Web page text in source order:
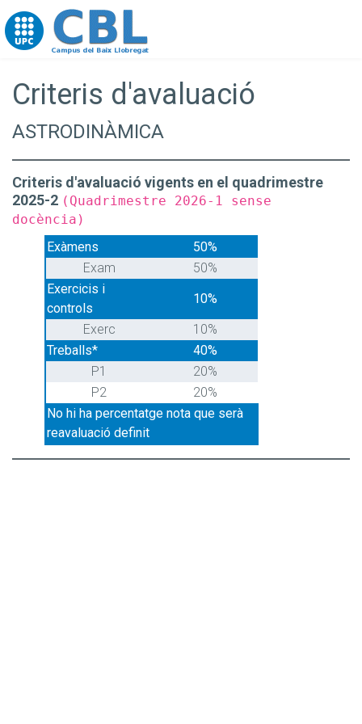
Go to upc.edu
Criteris d'avaluació
ASTRODINÀMICA
Criteris d'avaluació vigents en el quadrimestre
2025-2 (Quadrimestre 2026-1 sense
docència)
Exàmens
50%
Exam
50%
Exercicis i
controls
10%
Exerc
10%
Treballs*
40%
P1
20%
P2
20%
No hi ha percentatge nota que serà
reavaluació definit